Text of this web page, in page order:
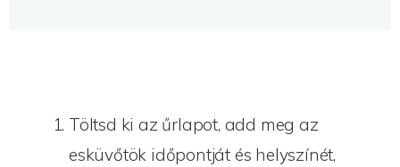
Töltsd ki az űrlapot, add meg az
esküvőtök időpontját és helyszínét,